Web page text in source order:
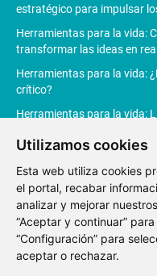
Utilizamos cookies
Esta web utiliza cookies
el portal, recabar
analizar y mejorar
“Aceptar y continuar”
“Configuración” para
aceptar o rechazar.
estratégico para impulsar
Herramientas para la vida:
transformar las ideas en
Herramientas para la vida:
crítico?
Herramientas para la vida:
Herramientas para la vida:
productividad
Aviso
Política de